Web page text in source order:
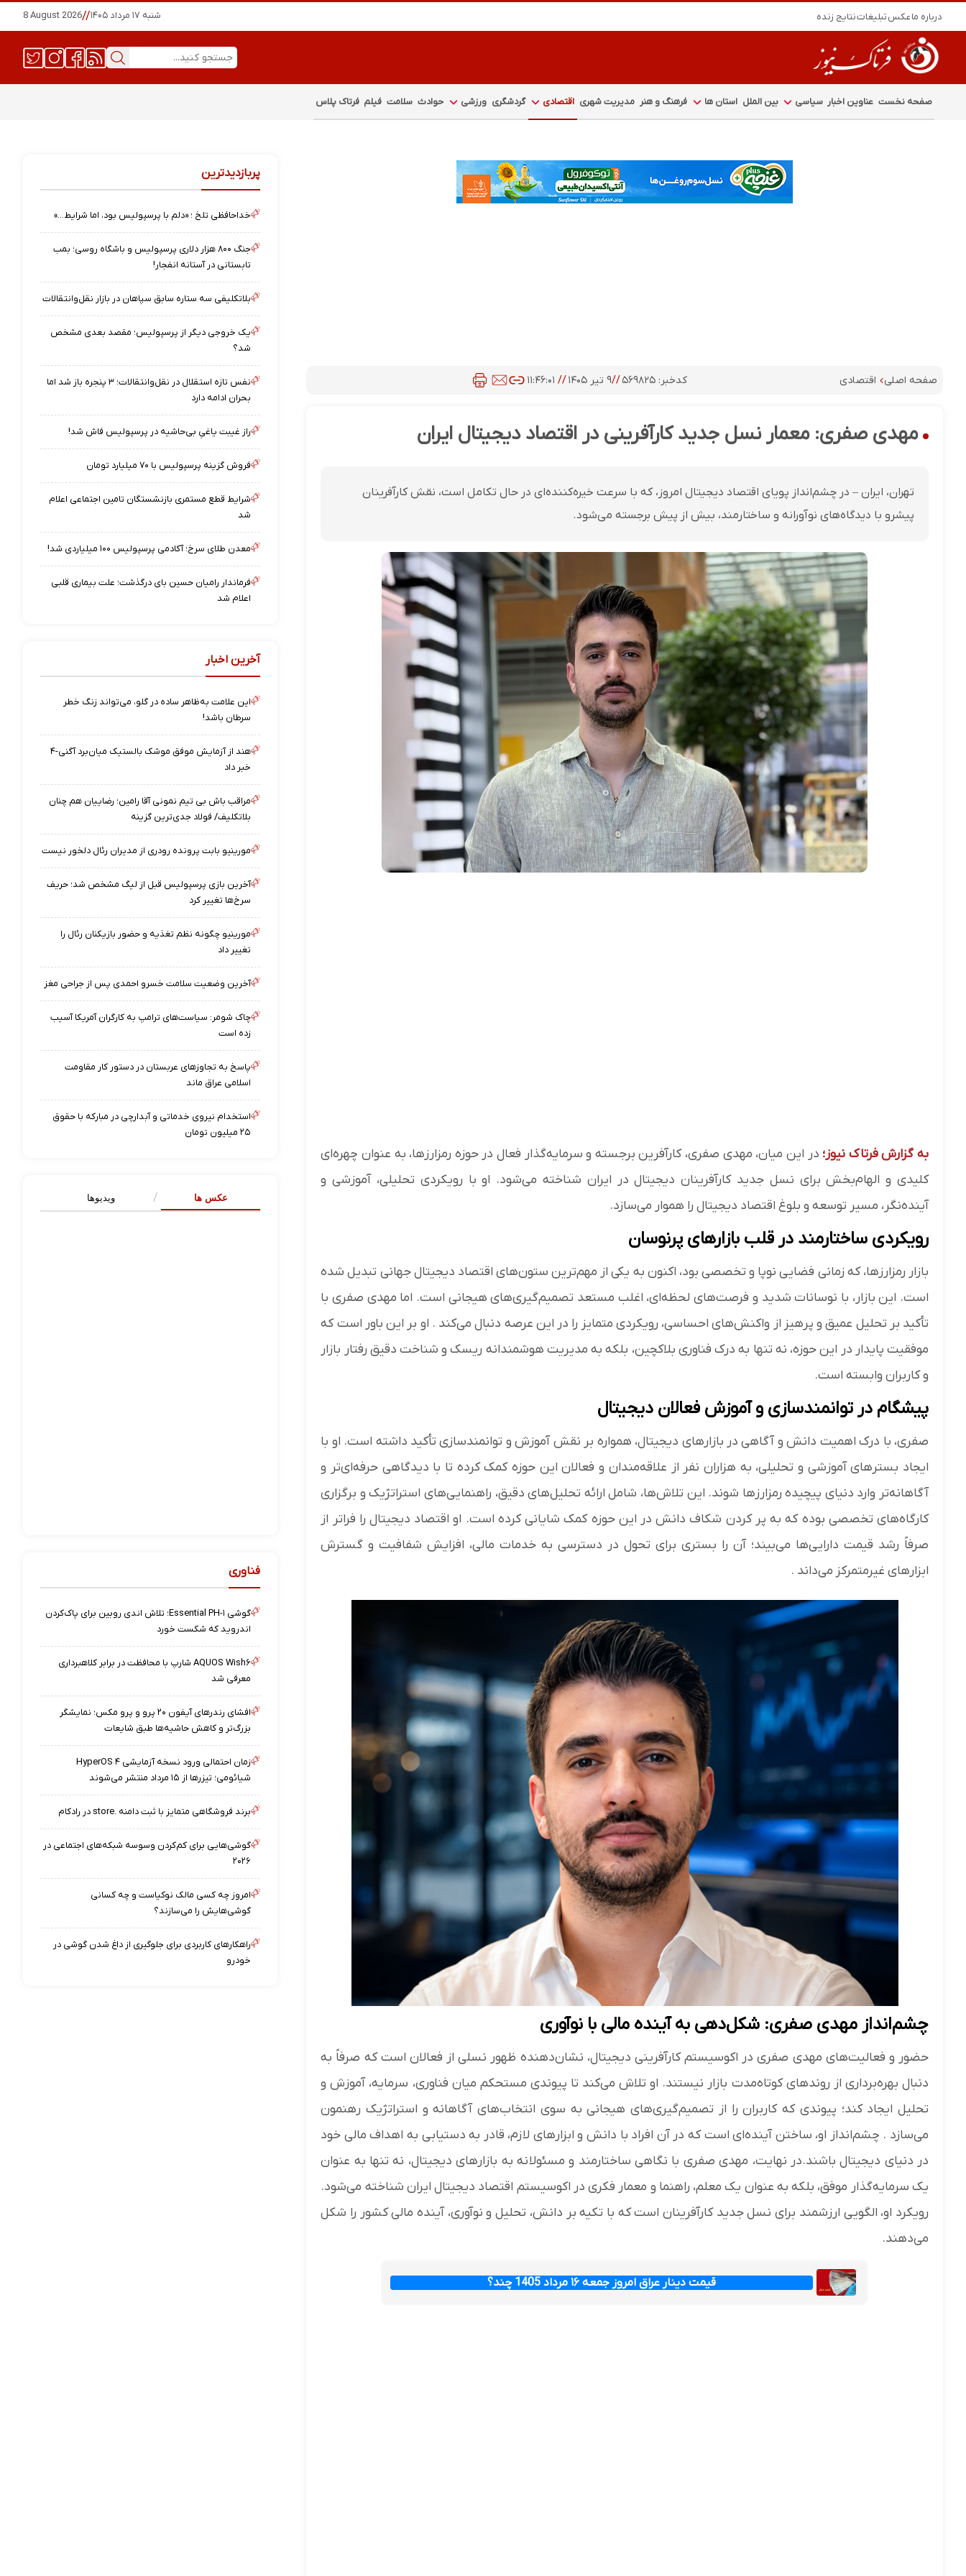
درباره ماعکستبلیغاتنتایج زنده شنبه ۱۷ مرداد ۱۴۰۵ //
8 August 2026
صفحه نخست عناوین اخبار سیاسی بین الملل استان ها فرهنگ و هنر مدیریت شهری اقتصادی گردشگری ورزشی حوادث سلامت فیلم فرتاک پلاس
صفحه اصلی اقتصادی کدخبر: ۵۶۹۸۲۵ //۹ تیر ۱۴۰۵ // ۱۱:۴۶:۰۱
مهدی صفری: معمار نسل جدید کارآفرینی در اقتصاد دیجیتال ایران
تهران، ایران – در چشم‌انداز پویای اقتصاد دیجیتال امروز، که با سرعت خیره‌کننده‌ای در حال تکامل است، نقش کارآفرینان
پیشرو با دیدگاه‌های نوآورانه و ساختارمند، بیش از پیش برجسته می‌شود.
به گزارش فرتاک نیوز؛ در این میان، مهدی صفری، کارآفرین برجسته و سرمایه‌گذار فعال در حوزه رمزارزها، به عنوان چهره‌ای
کلیدی و الهام‌بخش برای نسل جدید کارآفرینان دیجیتال در ایران شناخته می‌شود. او با رویکردی تحلیلی، آموزشی و
آینده‌نگر، مسیر توسعه و بلوغ اقتصاد دیجیتال را هموار می‌سازد.
رویکردی ساختارمند در قلب بازارهای پرنوسان
بازار رمزارزها، که زمانی فضایی نوپا و تخصصی بود، اکنون به یکی از مهم‌ترین ستون‌های اقتصاد دیجیتال جهانی تبدیل شده
است. این بازار، با نوسانات شدید و فرصت‌های لحظه‌ای، اغلب مستعد تصمیم‌گیری‌های هیجانی است. اما مهدی صفری با
تأکید بر تحلیل عمیق و پرهیز از واکنش‌های احساسی، رویکردی متمایز را در این عرصه دنبال می‌کند . او بر این باور است که
موفقیت پایدار در این حوزه، نه تنها به درک فناوری بلاکچین، بلکه به مدیریت هوشمندانه ریسک و شناخت دقیق رفتار بازار
و کاربران وابسته است.
پیشگام در توانمندسازی و آموزش فعالان دیجیتال
صفری، با درک اهمیت دانش و آگاهی در بازارهای دیجیتال، همواره بر نقش آموزش و توانمندسازی تأکید داشته است. او با
ایجاد بسترهای آموزشی و تحلیلی، به هزاران نفر از علاقه‌مندان و فعالان این حوزه کمک کرده تا با دیدگاهی حرفه‌ای‌تر و
آگاهانه‌تر وارد دنیای پیچیده رمزارزها شوند. این تلاش‌ها، شامل ارائه تحلیل‌های دقیق، راهنمایی‌های استراتژیک و برگزاری
کارگاه‌های تخصصی بوده که به پر کردن شکاف دانش در این حوزه کمک شایانی کرده است. او اقتصاد دیجیتال را فراتر از
صرفاً رشد قیمت دارایی‌ها می‌بیند؛ آن را بستری برای تحول در دسترسی به خدمات مالی، افزایش شفافیت و گسترش
ابزارهای غیرمتمرکز می‌داند .
چشم‌انداز مهدی صفری: شکل‌دهی به آینده مالی با نوآوری
حضور و فعالیت‌های مهدی صفری در اکوسیستم کارآفرینی دیجیتال، نشان‌دهنده ظهور نسلی از فعالان است که صرفاً به
دنبال بهره‌برداری از روندهای کوتاه‌مدت بازار نیستند. او تلاش می‌کند تا پیوندی مستحکم میان فناوری، سرمایه، آموزش و
تحلیل ایجاد کند؛ پیوندی که کاربران را از تصمیم‌گیری‌های هیجانی به سوی انتخاب‌های آگاهانه و استراتژیک رهنمون
می‌سازد . چشم‌انداز او، ساختن آینده‌ای است که در آن افراد با دانش و ابزارهای لازم، قادر به دستیابی به اهداف مالی خود
در دنیای دیجیتال باشند.در نهایت، مهدی صفری با نگاهی ساختارمند و مسئولانه به بازارهای دیجیتال، نه تنها به عنوان
یک سرمایه‌گذار موفق، بلکه به عنوان یک معلم، راهنما و معمار فکری در اکوسیستم اقتصاد دیجیتال ایران شناخته می‌شود.
رویکرد او، الگویی ارزشمند برای نسل جدید کارآفرینان است که با تکیه بر دانش، تحلیل و نوآوری، آینده مالی کشور را شکل
می‌دهند.
قیمت دینار عراق امروز جمعه ۱۶ مرداد 1405 چند؟
پربازدیدترین
خداحافظی تلخ ؛ «دلم با پرسپولیس بود، اما شرایط…»
جنگ ۸۰۰ هزار دلاری پرسپولیس و باشگاه روسی؛ بمب
تابستانی در آستانه انفجار!
بلاتکلیفی سه ستاره سابق سپاهان در بازار نقل‌وانتقالات
یک خروجی دیگر از پرسپولیس؛ مقصد بعدی مشخص
شد؟
نفس تازه استقلال در نقل‌وانتقالات؛ ۳ پنجره باز شد اما
بحران ادامه دارد
راز غیبت یاغیِ بی‌حاشیه در پرسپولیس فاش شد!
فروش گزینه پرسپولیس با ۷۰ میلیارد تومان
شرایط قطع مستمری بازنشستگان تامین اجتماعی اعلام
شد
معدن طلای سرخ؛ آکادمی پرسپولیس ۱۰۰ میلیاردی شد!
فرماندار رامیان حسین بای درگذشت؛ علت بیماری قلبی
اعلام شد
آخرین اخبار
این علامت به‌ظاهر ساده در گلو، می‌تواند زنگ خطر
سرطان باشد!
هند از آزمایش موفق موشک بالستیک میان‌برد آگنی-۴
خبر داد
مراقب باش بی تیم نمونی آقا رامین؛ رضاییان هم چنان
بلاتکلیف/ فولاد جدی‌ترین گزینه
مورینیو بابت پرونده رودری از مدیران رئال دلخور نیست
آخرین بازی پرسپولیس قبل از لیگ مشخص شد؛ حریف
سرخ‌ها تغییر کرد
مورینیو چگونه نظم تغذیه و حضور بازیکنان رئال را
تغییر داد
آخرین وضعیت سلامت خسرو احمدی پس از جراحی مغز
چاک شومر: سیاست‌های ترامپ به کارگران آمریکا آسیب
زده است
پاسخ به تجاوزهای عربستان در دستور کار مقاومت
اسلامی عراق ماند
استخدام نیروی خدماتی و آبدارچی در مبارکه با حقوق
۲۵ میلیون تومان
عکس ها ویدیوها
فناوری
گوشی Essential PH-۱؛ تلاش اندی روبین برای پاک‌کردن
اندروید که شکست خورد
AQUOS Wish۶ شارپ با محافظت در برابر کلاهبرداری
معرفی شد
افشای رندرهای آیفون ۲۰ پرو و پرو مکس؛ نمایشگر
بزرگ‌تر و کاهش حاشیه‌ها طبق شایعات
زمان احتمالی ورود نسخه آزمایشی HyperOS ۴
شیائومی؛ تیزرها از ۱۵ مرداد منتشر می‌شوند
برند فروشگاهی متمایز با ثبت دامنه .store در رادکام
گوشی‌هایی برای کم‌کردن وسوسه شبکه‌های اجتماعی در
۲۰۲۶
امروز چه کسی مالک نوکیاست و چه کسانی
گوشی‌هایش را می‌سازند؟
راهکارهای کاربردی برای جلوگیری از داغ شدن گوشی در
خودرو